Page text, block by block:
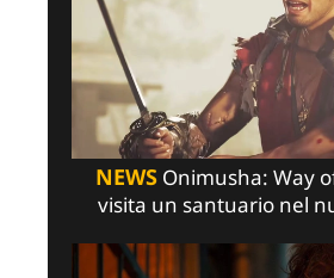
NEWS Onimusha: Way
visita un santuario nel